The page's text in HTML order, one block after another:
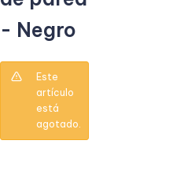
- Negro
Este
artículo
está
agotado.